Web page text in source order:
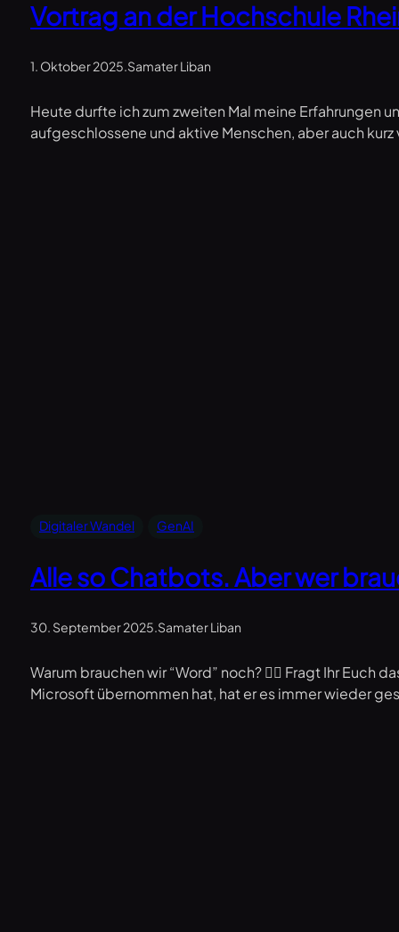
Vortrag an der Hochschule
1. Oktober 2025.Samater Liban
Heute durfte ich zum zweiten Mal meine Erfahrungen
aufgeschlossene und aktive Menschen, aber auch
Digitaler Wandel GenAI
Alle so Chatbots. Aber wer
30. September 2025.Samater Liban
Warum brauchen wir “Word” noch? 🤷‍♂️ Fragt Ihr Euch
Microsoft übernommen hat, hat er es immer wieder